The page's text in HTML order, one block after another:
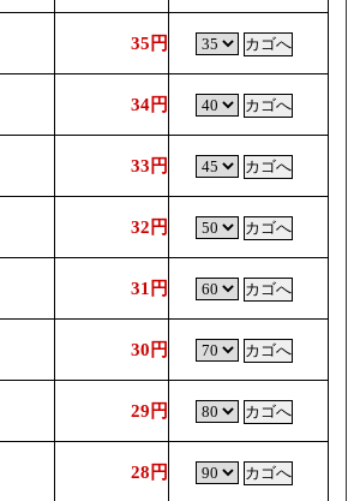
35円
34円
33円
32円
31円
30円
29円
28円